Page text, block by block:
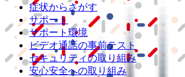
症状からさがす
サポート
サポート環境
ビデオ通話の事前テスト
セキュリティの取り組み
安心安全への取り組み